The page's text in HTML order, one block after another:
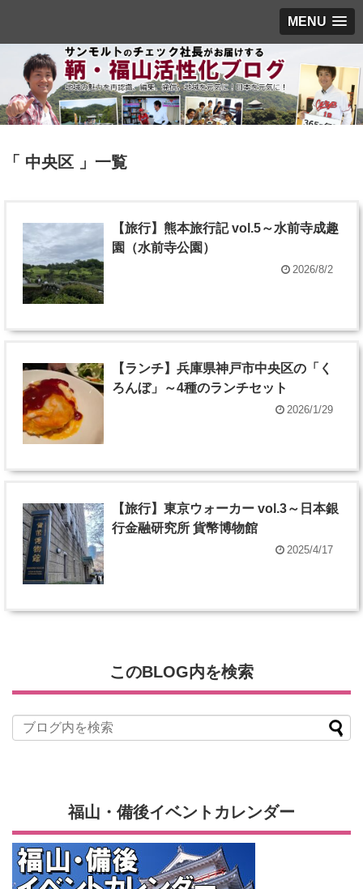
MENU
「 中央区 」一覧
【旅行】熊本旅行記 vol.5～水前寺成趣
園（水前寺公園）
2026/8/2
【ランチ】兵庫県神戸市中央区の「く
ろんぼ」～4種のランチセット
2026/1/29
【旅行】東京ウォーカー vol.3～日本銀
行金融研究所 貨幣博物館
2025/4/17
このBLOG内を検索
福山・備後イベントカレンダー